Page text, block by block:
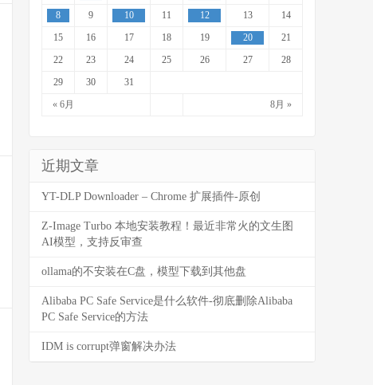
« 6月 8月 »
8
9 10 11 12 13
14
15
16 17 18 19 20
21
22
23 24 25 26 27
28
29
30 31
近期文章
YT-DLP Downloader – Chrome 扩展插件-原创
Z-Image Turbo 本地安装教程！最近非常火的文生图
AI模型，支持反审查
ollama的不安装在C盘，模型下载到其他盘
Alibaba PC Safe Service是什么软件-彻底删除Alibaba
PC Safe Service的方法
IDM is corrupt弹窗解决办法